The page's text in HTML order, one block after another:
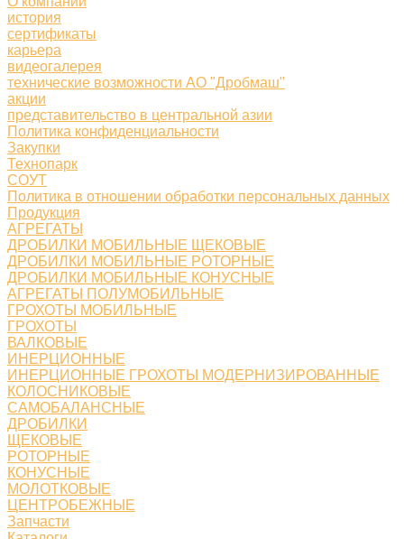
история
сертификаты
карьера
видеогалерея
технические возможности АО "Дробмаш"
акции
представительство в центральной азии
Политика конфиденциальности
Закупки
Технопарк
СОУТ
Политика в отношении обработки персональных данных
Продукция
АГРЕГАТЫ
ДРОБИЛКИ МОБИЛЬНЫЕ ЩЕКОВЫЕ
ДРОБИЛКИ МОБИЛЬНЫЕ РОТОРНЫЕ
ДРОБИЛКИ МОБИЛЬНЫЕ КОНУСНЫЕ
АГРЕГАТЫ ПОЛУМОБИЛЬНЫЕ
ГРОХОТЫ МОБИЛЬНЫЕ
ГРОХОТЫ
ВАЛКОВЫЕ
ИНЕРЦИОННЫЕ
ИНЕРЦИОННЫЕ ГРОХОТЫ МОДЕРНИЗИРОВАННЫЕ
КОЛОСНИКОВЫЕ
САМОБАЛАНСНЫЕ
ДРОБИЛКИ
ЩЕКОВЫЕ
РОТОРНЫЕ
КОНУСНЫЕ
МОЛОТКОВЫЕ
ЦЕНТРОБЕЖНЫЕ
Запчасти